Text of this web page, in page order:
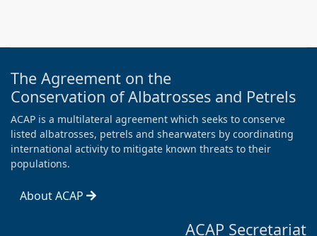
The Agreement on the
Conservation of Albatrosses and Petrels
ACAP is a multilateral agreement which seeks to conserve
listed albatrosses, petrels and shearwaters by coordinating
international activity to mitigate known threats to their
populations.
About ACAP
ACAP Secretariat